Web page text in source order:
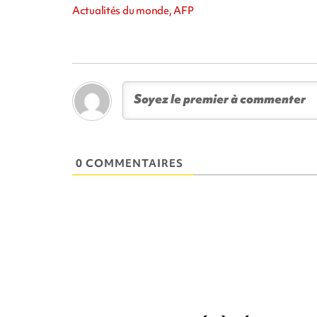
Actualités du monde, AFP
0 COMMENTAIRES